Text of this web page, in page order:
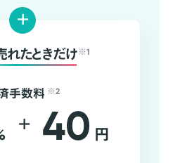
+
れたときだけ ※1
手数料 ※2
+ 40 円